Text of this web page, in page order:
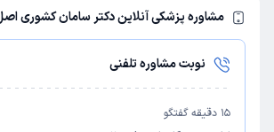
مشاوره پزشکی آنلاین دکتر سامان کشوری
نوبت مشاوره تلفنی
15 دقیقه گفتگو